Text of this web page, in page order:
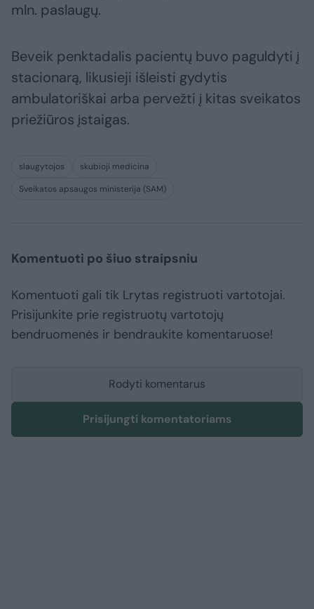
mln. paslaugų.
Beveik penktadalis pacientų buvo paguldyti į
stacionarą, likusieji išleisti gydytis
ambulatoriškai arba pervežti į kitas sveikatos
priežiūros įstaigas.
slaugytojos
skubioji medicina
Sveikatos apsaugos ministerija (SAM)
Komentuoti po šiuo straipsniu
Komentuoti gali tik Lrytas registruoti vartotojai.
Prisijunkite prie registruotų vartotojų
bendruomenės ir bendraukite komentaruose!
Rodyti komentarus
Prisijungti komentatoriams